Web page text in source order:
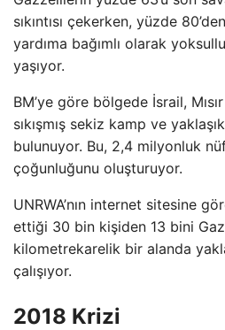
sıkıntısı çekerken, yüzde
yardıma bağımlı olarak
yaşıyor.
BM’ye göre bölgede İsrail,
sıkışmış sekiz kamp ve
bulunuyor. Bu, 2,4 milyonluk
çoğunluğunu oluşturuyor.
UNRWA’nın internet sitesine
ettiği 30 bin kişiden 13 bini
kilometrekarelik bir alanda
çalışıyor.
2018 Krizi